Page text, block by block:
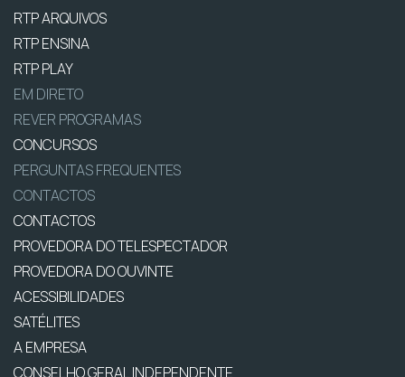
RTP ARQUIVOS
RTP ENSINA
RTP PLAY
EM DIRETO
REVER PROGRAMAS
CONCURSOS
PERGUNTAS FREQUENTES
CONTACTOS
CONTACTOS
PROVEDORA DO TELESPECTADOR
PROVEDORA DO OUVINTE
ACESSIBILIDADES
SATÉLITES
A EMPRESA
CONSELHO GERAL INDEPENDENTE